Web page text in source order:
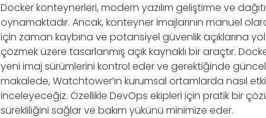
Docker konteynerleri, modern yazılım geliştirme ve
oynamaktadır. Ancak, konteyner imajlarının manuel
için zaman kaybına ve potansiyel güvenlik açıklarına
çözmek üzere tasarlanmış açık kaynaklı bir araçtır.
yeni imaj sürümlerini kontrol eder ve gerektiğinde
makalede, Watchtower’ın kurumsal ortamlarda nasıl
inceleyeceğiz. Özellikle DevOps ekipleri için pratik bir
sürekliliğini sağlar ve bakım yükünü minimize eder.